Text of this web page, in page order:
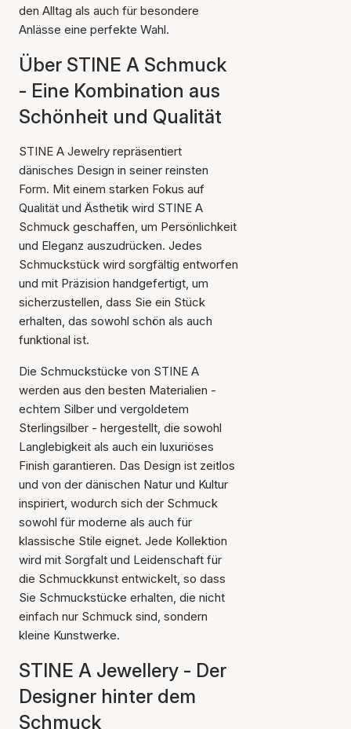
den Alltag als auch für besondere
Anlässe eine perfekte Wahl.
Über STINE A Schmuck
- Eine Kombination aus
Schönheit und Qualität
STINE A Jewelry repräsentiert
dänisches Design in seiner reinsten
Form. Mit einem starken Fokus auf
Qualität und Ästhetik wird STINE A
Schmuck geschaffen, um Persönlichkeit
und Eleganz auszudrücken. Jedes
Schmuckstück wird sorgfältig entworfen
und mit Präzision handgefertigt, um
sicherzustellen, dass Sie ein Stück
erhalten, das sowohl schön als auch
funktional ist.
Die Schmuckstücke von STINE A
werden aus den besten Materialien -
echtem Silber und vergoldetem
Sterlingsilber - hergestellt, die sowohl
Langlebigkeit als auch ein luxuriöses
Finish garantieren. Das Design ist zeitlos
und von der dänischen Natur und Kultur
inspiriert, wodurch sich der Schmuck
sowohl für moderne als auch für
klassische Stile eignet. Jede Kollektion
wird mit Sorgfalt und Leidenschaft für
die Schmuckkunst entwickelt, so dass
Sie Schmuckstücke erhalten, die nicht
einfach nur Schmuck sind, sondern
kleine Kunstwerke.
STINE A Jewellery - Der
Designer hinter dem
Schmuck